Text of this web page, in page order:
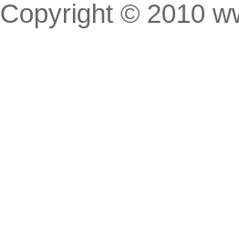
Copyright © 2010